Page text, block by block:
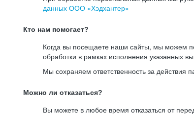
данных ООО «Хэдхантер»
Кто нам помогает?
Когда вы посещаете наши сайты, мы
обработки в рамках исполнения указанных
Мы сохраняем ответственность за
Можно ли отказаться?
Вы можете в любое время отказаться от